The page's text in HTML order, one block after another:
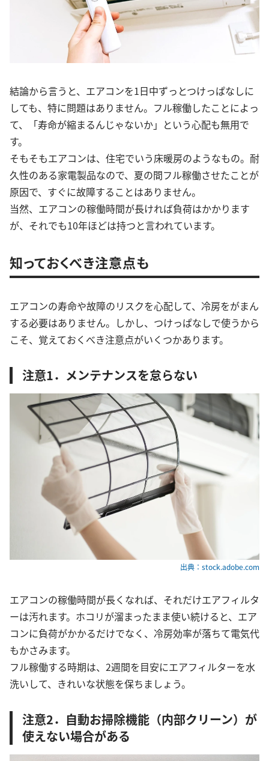
結論から言うと、エアコンを1日中ずっとつけっぱなしに
しても、特に問題はありません。フル稼働したことによっ
て、「寿命が縮まるんじゃないか」という心配も無用で
す。
そもそもエアコンは、住宅でいう床暖房のようなもの。耐
久性のある家電製品なので、夏の間フル稼働させたことが
原因で、すぐに故障することはありません。
当然、エアコンの稼働時間が長ければ負荷はかかります
が、それでも10年ほどは持つと言われています。
知っておくべき注意点も
エアコンの寿命や故障のリスクを心配して、冷房をがまん
する必要はありません。しかし、つけっぱなしで使うから
こそ、覚えておくべき注意点がいくつかあります。
注意1．メンテナンスを怠らない
出典：stock.adobe.com
エアコンの稼働時間が長くなれば、それだけエアフィルタ
ーは汚れます。ホコリが溜まったまま使い続けると、エア
コンに負荷がかかるだけでなく、冷房効率が落ちて電気代
もかさみます。
フル稼働する時期は、2週間を目安にエアフィルターを水
洗いして、きれいな状態を保ちましょう。
注意2．自動お掃除機能（内部クリーン）が
使えない場合がある